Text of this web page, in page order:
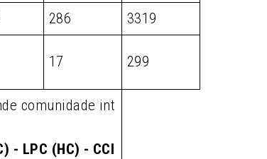
286
3319
17 299
comunidade int
- LPC (HC) - CCI